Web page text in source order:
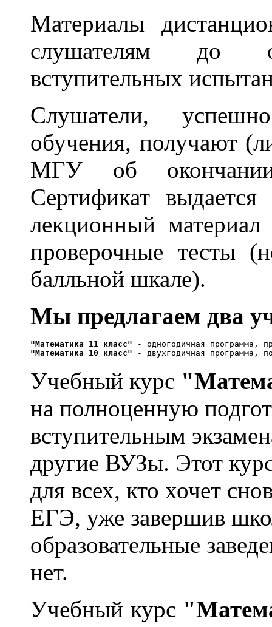
Материалы
слушателям до
вступительных
Слушатели,
обучения, получают
МГУ об окончании
Сертификат
лекционный
проверочные тесты
балльной шкале).
Мы предлагаем два
"Математика 11 класс"
- одногодичная программа,
"Математика 10 класс"
- двухгодичная программа,
Учебный курс
на полноценную
вступительным
другие ВУЗы. Этот
для всех, кто хочет
ЕГЭ, уже завершив
образовательные
нет.
Учебный курс